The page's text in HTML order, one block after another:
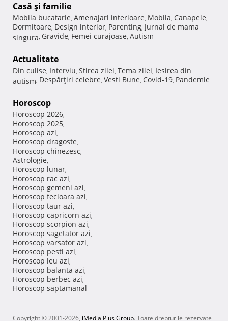
Casă şi familie
Mobila bucatarie, Amenajari interioare, Mobila, Canapele,
Dormitoare, Design interior, Parenting, Jurnal de mama
singura, Gravide, Femei curajoase, Autism
Actualitate
Din culise, Interviu, Stirea zilei, Tema zilei, Iesirea din
autism, Despărţiri celebre, Vesti Bune, Covid-19, Pandemie
Horoscop
Horoscop 2026,
Horoscop 2025,
Horoscop azi,
Horoscop dragoste,
Horoscop chinezesc,
Astrologie,
Horoscop lunar,
Horoscop rac azi,
Horoscop gemeni azi,
Horoscop fecioara azi,
Horoscop taur azi,
Horoscop capricorn azi,
Horoscop scorpion azi,
Horoscop sagetator azi,
Horoscop varsator azi,
Horoscop pesti azi,
Horoscop leu azi,
Horoscop balanta azi,
Horoscop berbec azi,
Horoscop saptamanal
Copyright © 2001-2026, iMedia Plus Group. Toate drepturile rezervate